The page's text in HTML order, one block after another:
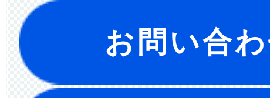
お問い合